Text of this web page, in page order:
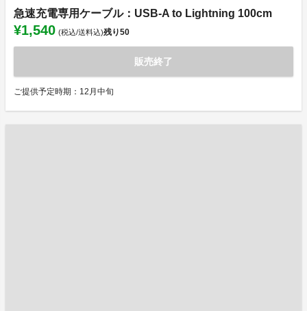
急速充電専用ケーブル：USB-A to Lightning 100cm
¥1,540 (税込/送料込)残り50
販売終了
ご提供予定時期：12月中旬